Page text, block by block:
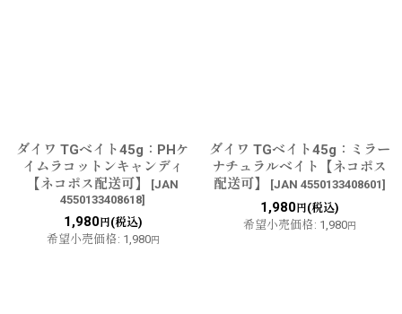
ダイワ TGベイト45g：PHケ
イムラコットンキャンディ
【ネコポス配送可】
[JAN
4550133408618]
1,980円(税込)
希望小売価格: 1,980円
ダイワ TGベイト45g：ミラー
ナチュラルベイト【ネコポス
配送可】
[JAN 4550133408601]
1,980円(税込)
希望小売価格: 1,980円